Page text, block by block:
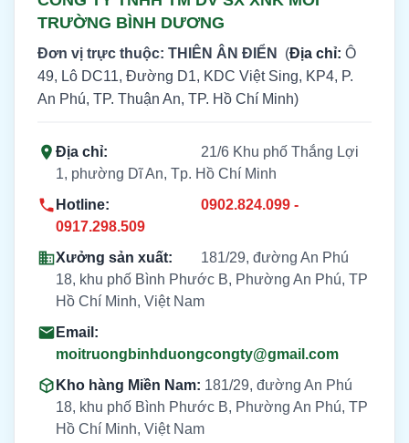
TRƯỜNG BÌNH DƯƠNG
Đơn vị trực thuộc: THIÊN ÂN ĐIỂN (Địa chỉ: Ô
49, Lô DC11, Đường D1, KDC Việt Sing, KP4, P.
An Phú, TP. Thuận An, TP. Hồ Chí Minh)
Địa chỉ:
21/6 Khu phố Thắng Lợi
1, phường Dĩ An, Tp. Hồ Chí Minh
Hotline:
0902.824.099 -
0917.298.509
Xưởng sản xuất:
181/29, đường An Phú
18, khu phố Bình Phước B, Phường An Phú, TP
Hồ Chí Minh, Việt Nam
Email:
moitruongbinhduongcongty@gmail.com
Kho hàng Miền Nam: 181/29, đường An Phú
18, khu phố Bình Phước B, Phường An Phú, TP
Hồ Chí Minh, Việt Nam